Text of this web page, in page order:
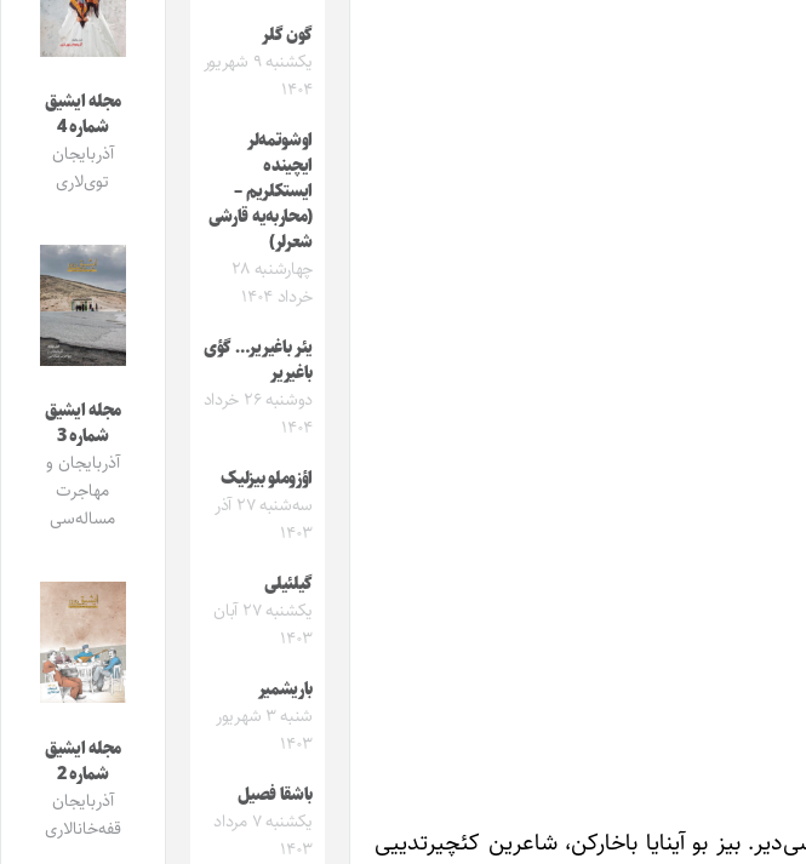
بیز بو آینایا باخارکن، شاعرین کئچیرتدییی
گون گلر
یکشنبه ۹ شهریور
۱۴۰۴
اوشوتمه‌لر
ایچینده
ایستکلریم –
(محاربه‌یه قارشی
شعرلر)
چهارشنبه ۲۸
خرداد ۱۴۰۴
یئر باغیریر… گؤی
باغیریر
دوشنبه ۲۶ خرداد
۱۴۰۴
اؤزوملو بیزلیک
سه‌شنبه ۲۷ آذر
۱۴۰۳
گیلئیلی
یکشنبه ۲۷ آبان
۱۴۰۳
باریشمیر
شنبه ۳ شهریور
۱۴۰۳
باشقا فصیل
یکشنبه ۷ مرداد
۱۴۰۳
مجله ایشیق
شماره 4
آذربایجان
توی‌لاری
مجله ایشیق
شماره 3
آذربایجان و
مهاجرت
مساله‌سی
مجله ایشیق
شماره 2
آذربایجان
قفه‌خانالاری